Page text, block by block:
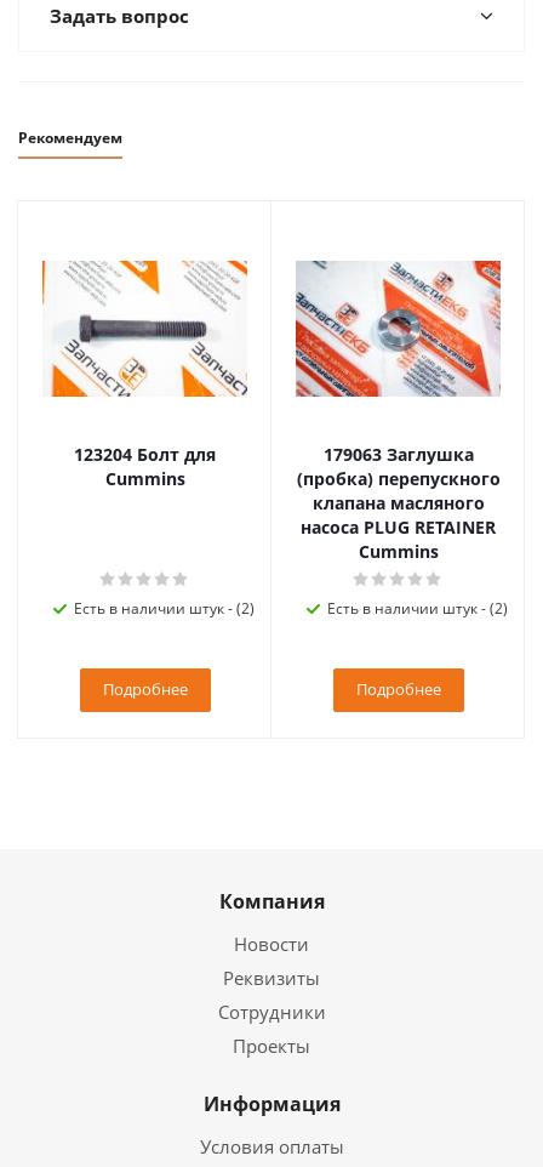
Задать вопрос
Рекомендуем
123204 Болт для
Cummins
Есть в наличии штук - (2)
Подробнее
179063 Заглушка
(пробка) перепускного
клапана масляного
насоса PLUG RETAINER
Cummins
Есть в наличии штук - (2)
Подробнее
Компания
Новости
Реквизиты
Сотрудники
Проекты
Информация
Условия оплаты